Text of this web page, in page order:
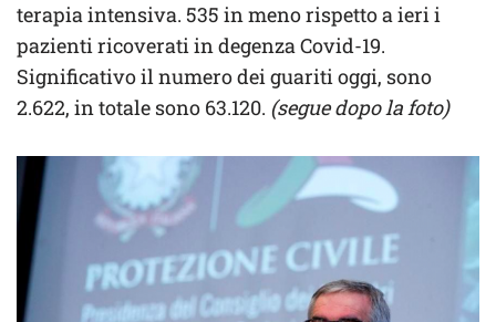
terapia intensiva. 535 in meno rispetto a ieri i
pazienti ricoverati in degenza Covid-19.
Significativo il numero dei guariti oggi, sono
2.622, in totale sono 63.120. (segue dopo la foto)